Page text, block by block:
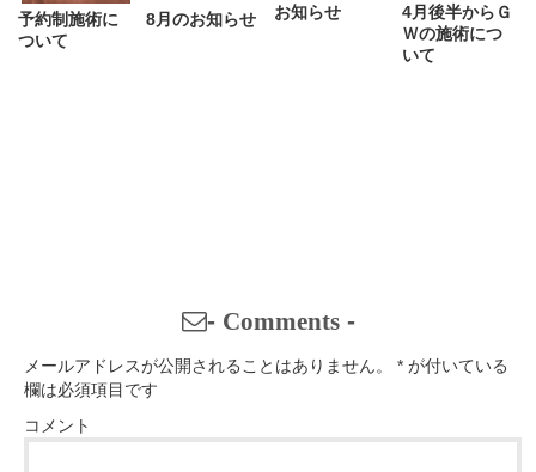
予約制施術に
ついて
8月のお知らせ お知らせ
4月後半からＧ
Ｗの施術につ
いて
- Comments-
メールアドレスが公開されることはありません。 * が付いている
欄は必須項目です
コメント